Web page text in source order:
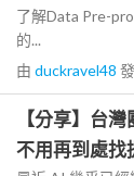
了解Data Pre-
的...
由 duckravel48
【分享】台
不用再到處找